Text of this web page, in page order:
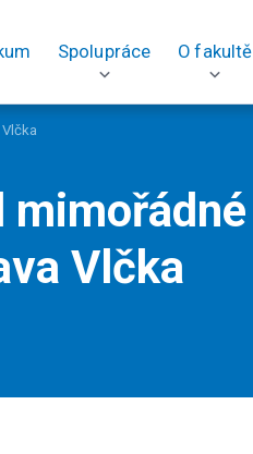
Spolupráce O fakultě
mimořádné
Vlčka